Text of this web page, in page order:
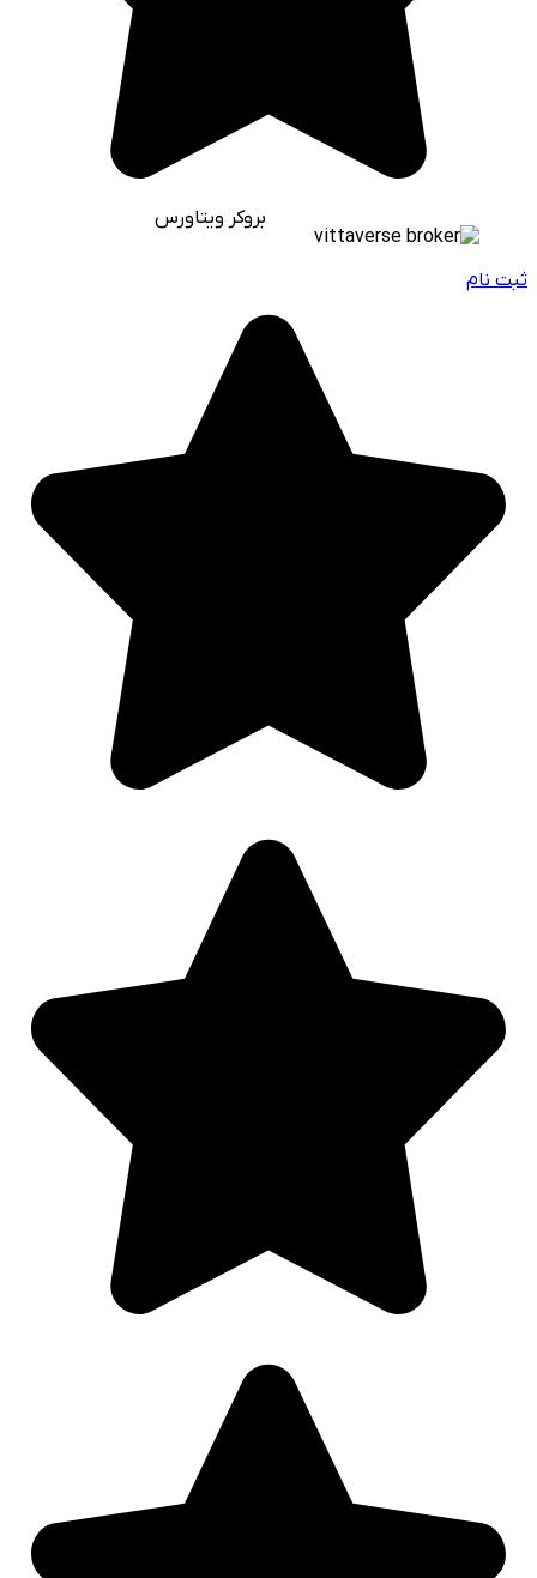
بروکر ویتاورس
ثبت نام